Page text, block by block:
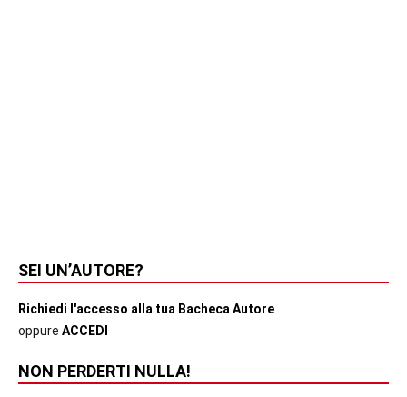
SEI UN’AUTORE?
Richiedi l'accesso alla tua Bacheca Autore
oppure ACCEDI
NON PERDERTI NULLA!